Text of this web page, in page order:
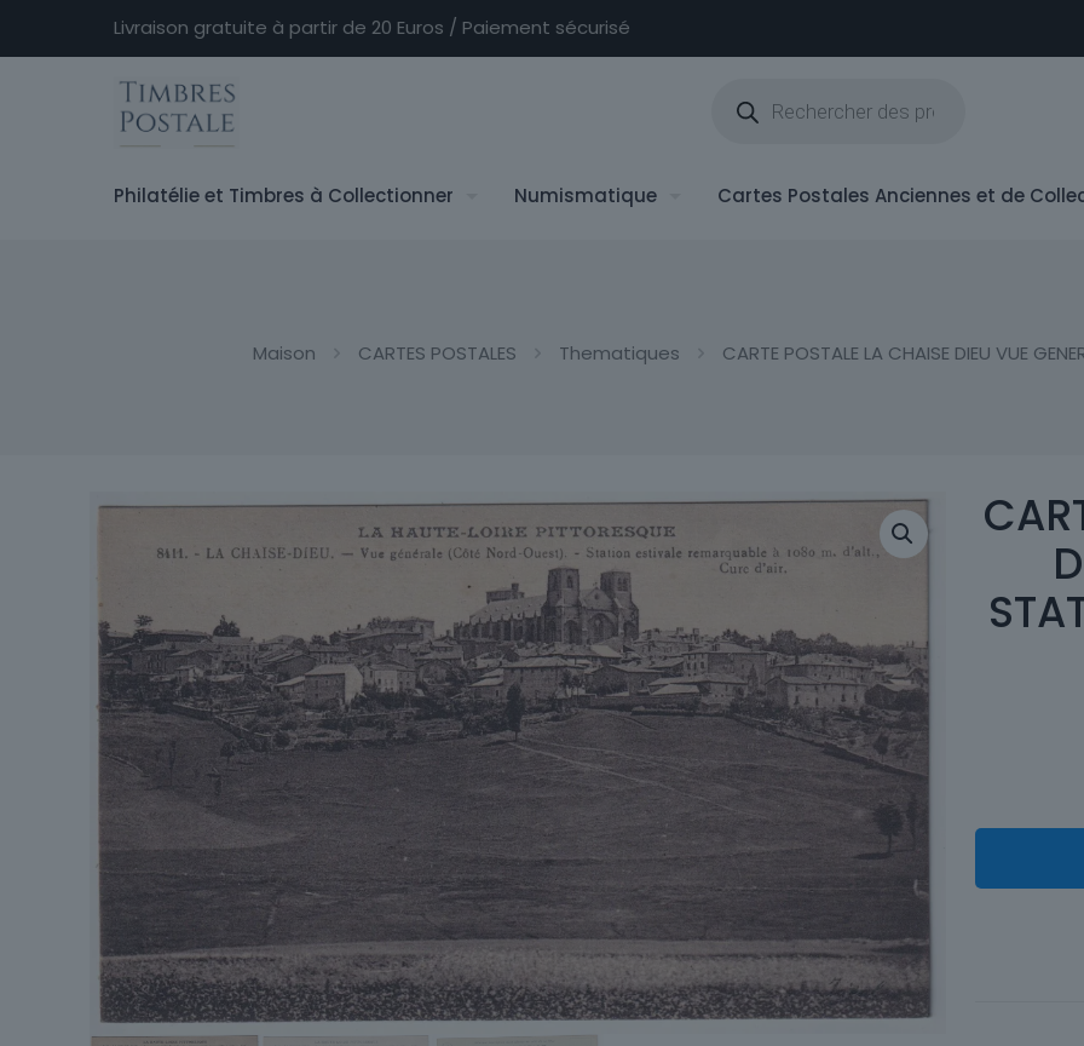
Livraison gratuite à partir de 20 Euros / Paiement sécurisé
produits
Philatélie et Timbres à Collectionner Numismatique Cartes Postales Anciennes et de
Maison CARTES POSTALES Thematiques CARTE POSTALE LA CHAISE DIEU VUE